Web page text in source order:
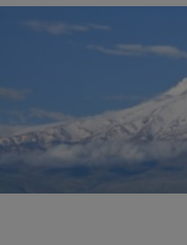
ricetta
il